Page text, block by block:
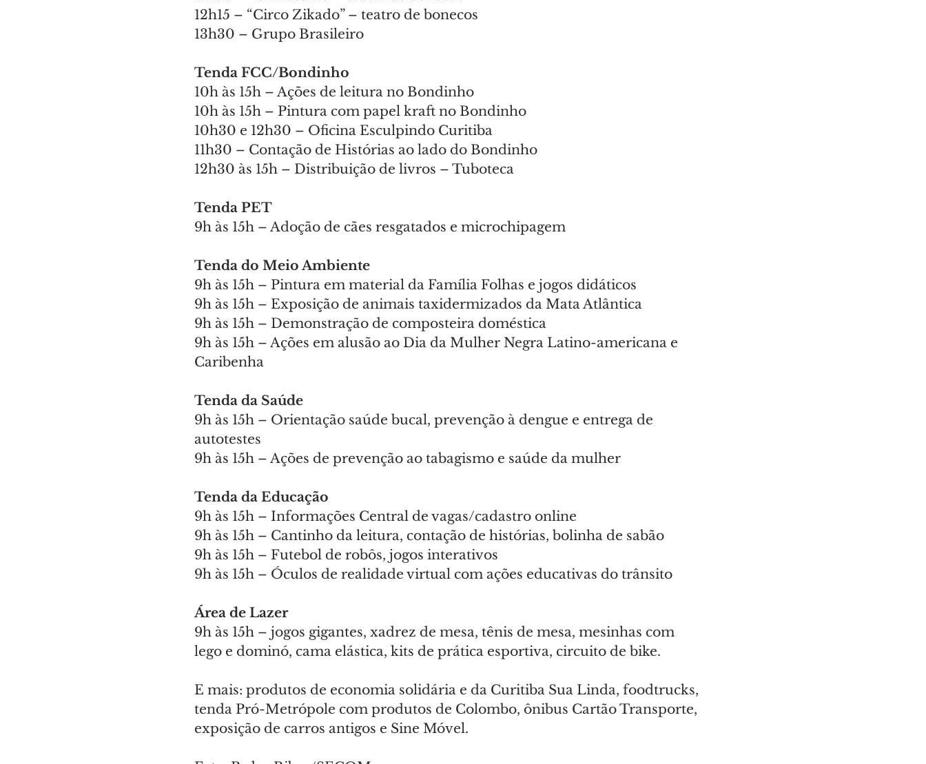
12h15 – “Circo Zikado” – teatro de bonecos
13h30 – Grupo Brasileiro
Tenda FCC/Bondinho
10h às 15h – Ações de leitura no Bondinho
10h às 15h – Pintura com papel kraft no Bondinho
10h30 e 12h30 – Oficina Esculpindo Curitiba
11h30 – Contação de Histórias ao lado do Bondinho
12h30 às 15h – Distribuição de livros – Tuboteca
Tenda PET
9h às 15h – Adoção de cães resgatados e microchipagem
Tenda do Meio Ambiente
9h às 15h – Pintura em material da Família Folhas e jogos didáticos
9h às 15h – Exposição de animais taxidermizados da Mata Atlântica
9h às 15h – Demonstração de composteira doméstica
9h às 15h – Ações em alusão ao Dia da Mulher Negra Latino-americana e
Caribenha
Tenda da Saúde
9h às 15h – Orientação saúde bucal, prevenção à dengue e entrega de
autotestes
9h às 15h – Ações de prevenção ao tabagismo e saúde da mulher
Tenda da Educação
9h às 15h – Informações Central de vagas/cadastro online
9h às 15h – Cantinho da leitura, contação de histórias, bolinha de sabão
9h às 15h – Futebol de robôs, jogos interativos
9h às 15h – Óculos de realidade virtual com ações educativas do trânsito
Área de Lazer
9h às 15h – jogos gigantes, xadrez de mesa, tênis de mesa, mesinhas com
lego e dominó, cama elástica, kits de prática esportiva, circuito de bike.
E mais: produtos de economia solidária e da Curitiba Sua Linda, foodtrucks,
tenda Pró-Metrópole com produtos de Colombo, ônibus Cartão Transporte,
exposição de carros antigos e Sine Móvel.